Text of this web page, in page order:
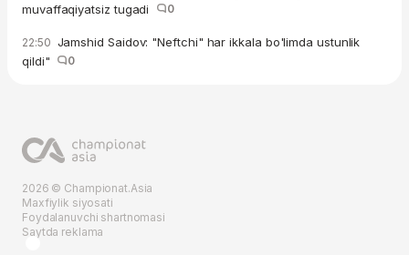
muvaffaqiyatsiz tugadi
0
22:50 Jamshid Saidov: "Neftchi" har ikkala bo'limda ustunlik
qildi"
0
2026 © Championat.Asia
Maxfiylik siyosati
Foydalanuvchi shartnomasi
Saytda reklama